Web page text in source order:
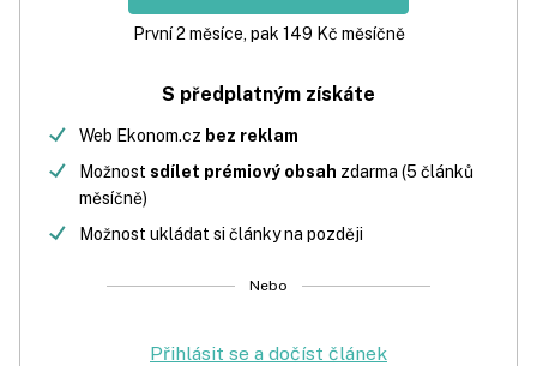
První 2 měsíce, pak 149 Kč měsíčně
S předplatným získáte
Web Ekonom.cz bez reklam
Možnost sdílet prémiový obsah zdarma (5 článků
měsíčně)
Možnost ukládat si články na později
Nebo
Přihlásit se a dočíst článek